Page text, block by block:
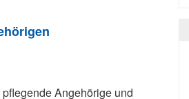
Angehörige und